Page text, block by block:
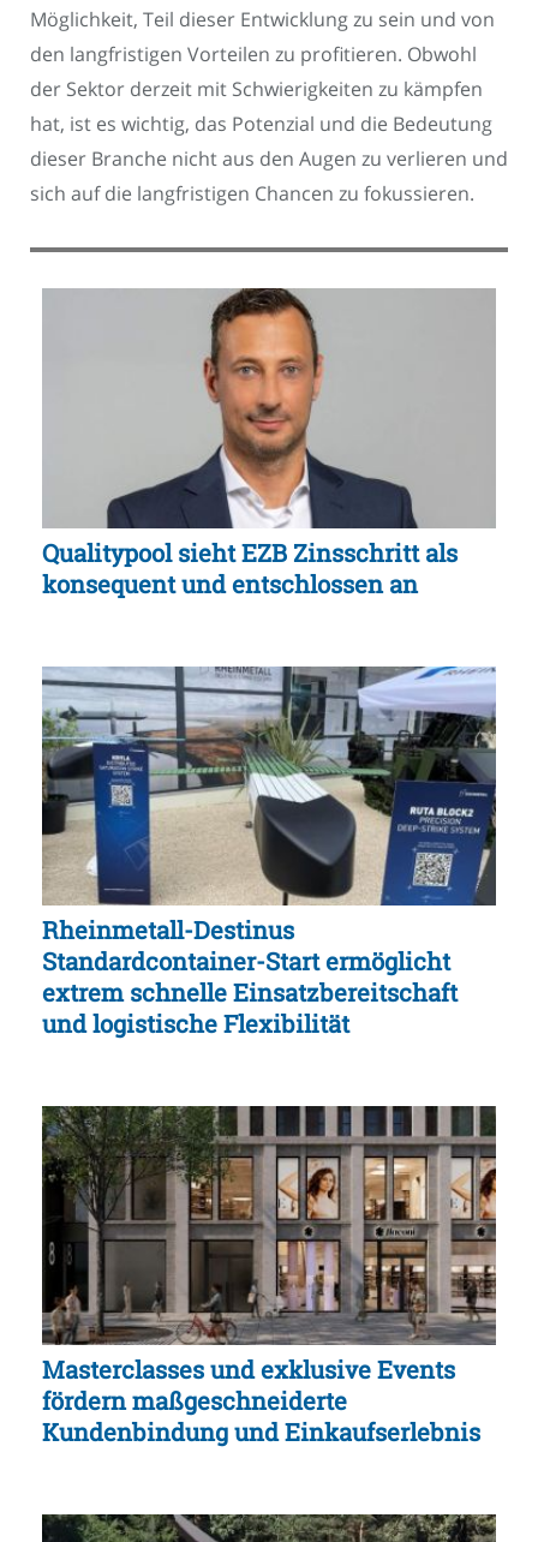
Möglichkeit, Teil dieser Entwicklung zu sein und von
den langfristigen Vorteilen zu profitieren. Obwohl
der Sektor derzeit mit Schwierigkeiten zu kämpfen
hat, ist es wichtig, das Potenzial und die Bedeutung
dieser Branche nicht aus den Augen zu verlieren und
sich auf die langfristigen Chancen zu fokussieren.
Qualitypool sieht EZB Zinsschritt als
konsequent und entschlossen an
Rheinmetall-Destinus
Standardcontainer-Start ermöglicht
extrem schnelle Einsatzbereitschaft
und logistische Flexibilität
Masterclasses und exklusive Events
fördern maßgeschneiderte
Kundenbindung und Einkaufserlebnis